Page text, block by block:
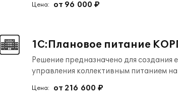
Цена: от 96 000 ₽
1С:Плановое питание
Решение предназначено для
управления коллективным питанием
Цена: от 216 600 ₽